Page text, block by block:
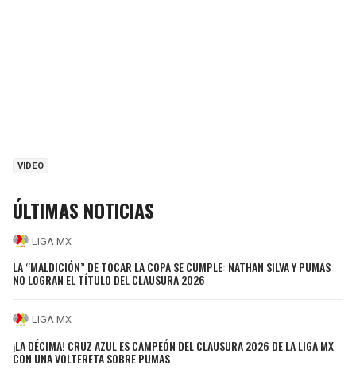
VIDEO
ÚLTIMAS NOTICIAS
LIGA MX
LA “MALDICIÓN” DE TOCAR LA COPA SE CUMPLE: NATHAN SILVA Y PUMAS
NO LOGRAN EL TÍTULO DEL CLAUSURA 2026
LIGA MX
¡LA DÉCIMA! CRUZ AZUL ES CAMPEÓN DEL CLAUSURA 2026 DE LA LIGA MX
CON UNA VOLTERETA SOBRE PUMAS